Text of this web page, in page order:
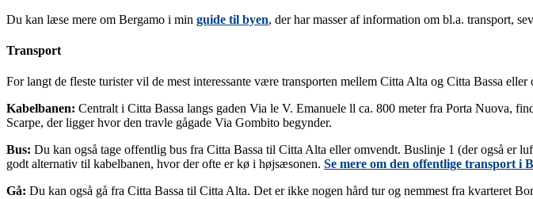
Du kan læse mere om Bergamo i min guide til byen, der har masser af information om bl.a. transport,
Transport
For langt de fleste turister vil de mest interessante være transporten mellem Citta Alta og Citta Bassa
Kabelbanen: Centralt i Citta Bassa langs gaden Via le V. Emanuele ll ca. 800 meter fra Porta Nuova,
Scarpe, der ligger hvor den travle gågade Via Gombito begynder.
Bus: Du kan også tage offentlig bus fra Citta Bassa til Citta Alta eller omvendt. Buslinje 1 (der også er
godt alternativ til kabelbanen, hvor der ofte er kø i højsæsonen. Se mere om den offentlige transport i
Gå: Du kan også gå fra Citta Bassa til Citta Alta. Det er ikke nogen hård tur og nemmest fra kvarteret